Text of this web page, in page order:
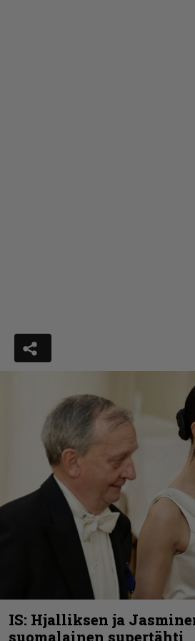
IS: Hjalliksen ja
suomalainen supertähti